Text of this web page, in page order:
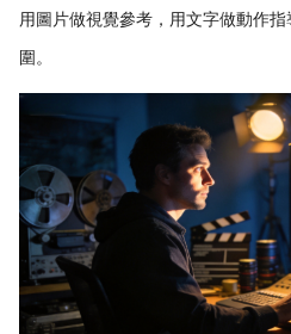
用圖片做視覺參考，用文字做動作
圍。